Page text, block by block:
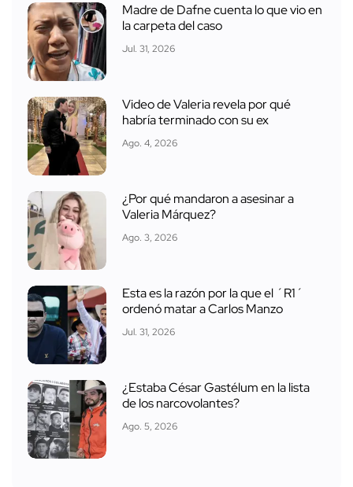
Madre de Dafne cuenta lo que vio en
la carpeta del caso
Jul. 31, 2026
Video de Valeria revela por qué
habría terminado con su ex
Ago. 4, 2026
¿Por qué mandaron a asesinar a
Valeria Márquez?
Ago. 3, 2026
Esta es la razón por la que el ´R1´
ordenó matar a Carlos Manzo
Jul. 31, 2026
¿Estaba César Gastélum en la lista
de los narcovolantes?
Ago. 5, 2026